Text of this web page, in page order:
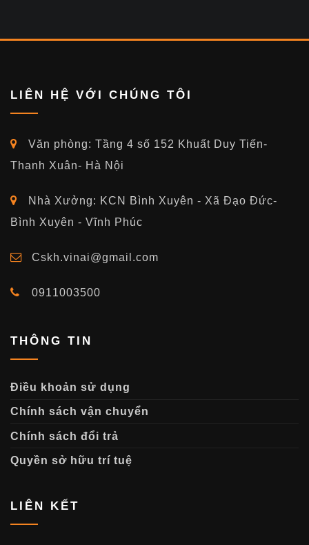
LIÊN HỆ VỚI CHÚNG TÔI
Văn phòng: Tầng 4 số 152 Khuất Duy Tiến-
Thanh Xuân- Hà Nội
Nhà Xưởng: KCN Bình Xuyên - Xã Đạo Đức-
Bình Xuyên - Vĩnh Phúc
Cskh.vinai@gmail.com
0911003500
THÔNG TIN
Điều khoản sử dụng
Chính sách vận chuyển
Chính sách đổi trả
Quyền sở hữu trí tuệ
LIÊN KẾT